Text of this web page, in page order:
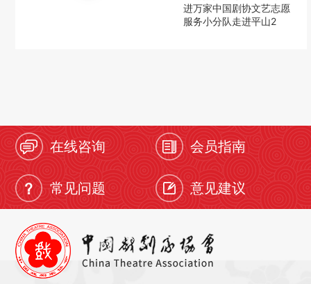
进万家中国剧协文艺志愿
服务小分队走进平山2
在线咨询 会员指南
常见问题 意见建议